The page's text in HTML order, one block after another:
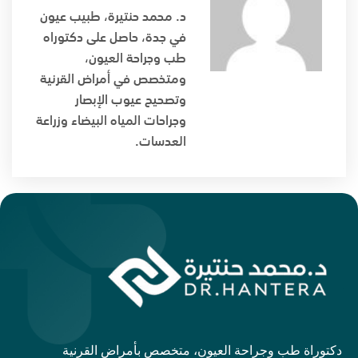
د. محمد حنتيرة، طبيب عيون
في جدة، حاصل على دكتوراه
طب وجراحة العيون،
ومتخصص في أمراض القرنية
وتصحيح عيوب الإبصار
وجراحات المياه البيضاء وزراعة
العدسات.
دكتوراة طب وجراحة العيون، متخصص بأمراض القرنية